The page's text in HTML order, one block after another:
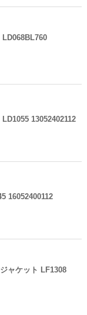
LD068BL760
13052402112
16052400112
ャケット LF1308